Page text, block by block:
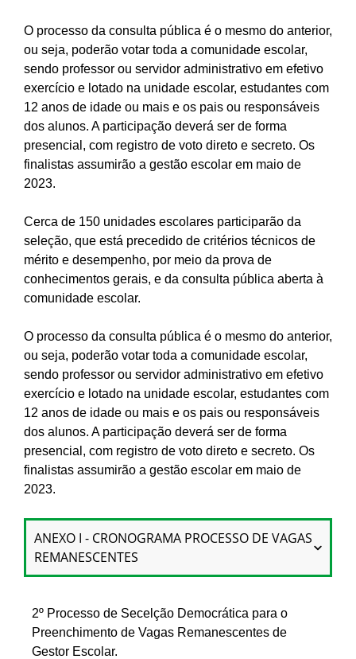
O processo da consulta pública é o mesmo do anterior,
ou seja, poderão votar toda a comunidade escolar,
sendo professor ou servidor administrativo em efetivo
exercício e lotado na unidade escolar, estudantes com
12 anos de idade ou mais e os pais ou responsáveis
dos alunos. A participação deverá ser de forma
presencial, com registro de voto direto e secreto. Os
finalistas assumirão a gestão escolar em maio de
2023.
Cerca de 150 unidades escolares participarão da
seleção, que está precedido de critérios técnicos de
mérito e desempenho, por meio da prova de
conhecimentos gerais, e da consulta pública aberta à
comunidade escolar.
O processo da consulta pública é o mesmo do anterior,
ou seja, poderão votar toda a comunidade escolar,
sendo professor ou servidor administrativo em efetivo
exercício e lotado na unidade escolar, estudantes com
12 anos de idade ou mais e os pais ou responsáveis
dos alunos. A participação deverá ser de forma
presencial, com registro de voto direto e secreto. Os
finalistas assumirão a gestão escolar em maio de
2023.
ANEXO I - CRONOGRAMA PROCESSO DE VAGAS
REMANESCENTES
2º Processo de Secelção Democrática para o
Preenchimento de Vagas Remanescentes de
Gestor Escolar.